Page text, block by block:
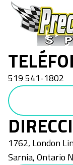
Precision Power
519 541-1802
1762, London
Sarnia,Ontario